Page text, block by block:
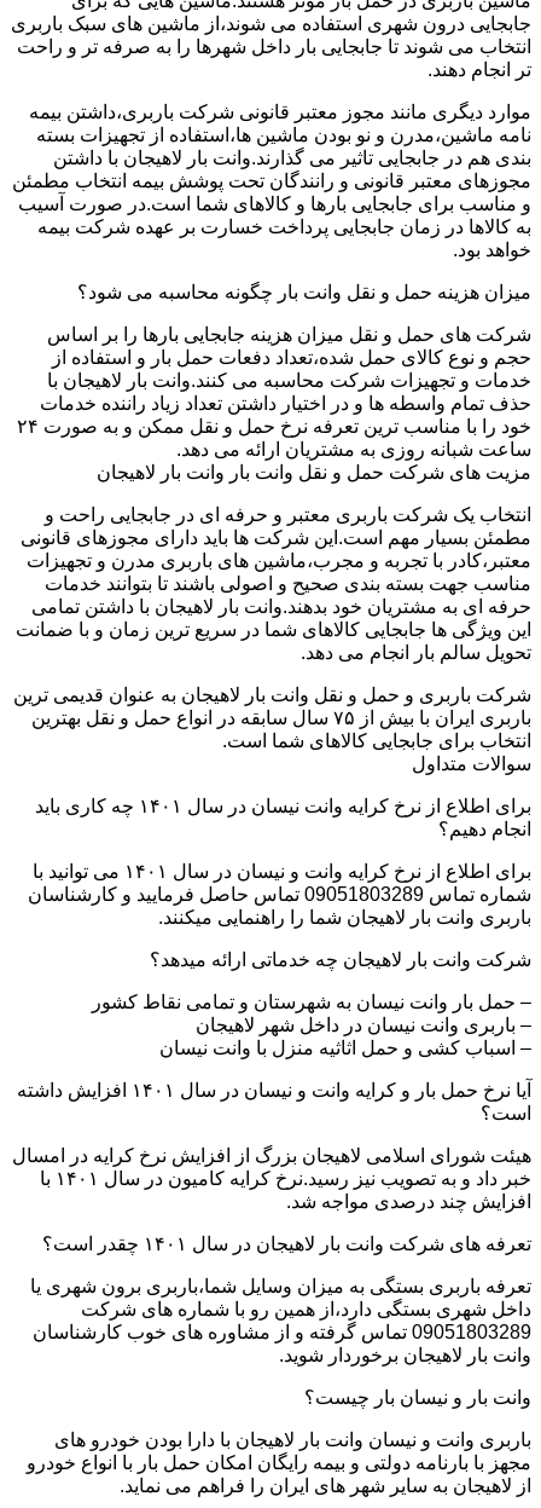
جابجایی درون شهری استفاده می شوند،از ماشین های سبک باربری
انتخاب می شوند تا جابجایی بار داخل شهرها را به صرفه تر و راحت
تر انجام دهند.
موارد دیگری مانند مجوز معتبر قانونی شرکت باربری،داشتن بیمه
نامه ماشین،مدرن و نو بودن ماشین ها،استفاده از تجهیزات بسته
بندی هم در جابجایی تاثیر می گذارند.وانت بار لاهیجان با داشتن
مجوزهای معتبر قانونی و رانندگان تحت پوشش بیمه انتخاب مطمئن
و مناسب برای جابجایی بارها و کالاهای شما است.در صورت آسیب
به کالاها در زمان جابجایی پرداخت خسارت بر عهده شرکت بیمه
خواهد بود.
میزان هزینه حمل و نقل وانت بار چگونه محاسبه می شود؟
شرکت های حمل و نقل میزان هزینه جابجایی بارها را بر اساس
حجم و نوع کالای حمل شده،تعداد دفعات حمل بار و استفاده از
خدمات و تجهیزات شرکت محاسبه می کنند.وانت بار لاهیجان با
حذف تمام واسطه ها و در اختیار داشتن تعداد زیاد راننده خدمات
خود را با مناسب ترین تعرفه نرخ حمل و نقل ممکن و به صورت ۲۴
ساعت شبانه روزی به مشتریان ارائه می دهد.
مزیت های شرکت حمل و نقل وانت بار وانت بار لاهیجان
انتخاب یک شرکت باربری معتبر و حرفه ای در جابجایی راحت و
مطمئن بسیار مهم است.این شرکت ها باید دارای مجوزهای قانونی
معتبر،کادر با تجربه و مجرب،ماشین های باربری مدرن و تجهیزات
مناسب جهت بسته بندی صحیح و اصولی باشند تا بتوانند خدمات
حرفه ای به مشتریان خود بدهند.وانت بار لاهیجان با داشتن تمامی
این ویژگی ها جابجایی کالاهای شما در سریع ترین زمان و با ضمانت
تحویل سالم بار انجام می دهد.
شرکت باربری و حمل و نقل وانت بار لاهیجان به عنوان قدیمی ترین
باربری ایران با بیش از ۷۵ سال سابقه در انواع حمل و نقل بهترین
انتخاب برای جابجایی کالاهای شما است.
سوالات متداول
برای اطلاع از نرخ کرایه وانت نیسان در سال ۱۴۰۱ چه کاری باید
انجام دهیم؟
برای اطلاع از نرخ کرایه وانت و نیسان در سال ۱۴۰۱ می توانید با
شماره تماس 09051803289 تماس حاصل فرمایید و کارشناسان
باربری وانت بار لاهیجان شما را راهنمایی میکنند.
شرکت وانت بار لاهیجان چه خدماتی ارائه میدهد؟
– حمل بار وانت نیسان به شهرستان و تمامی نقاط کشور
– باربری وانت نیسان در داخل شهر لاهیجان
– اسباب کشی و حمل اثاثیه منزل با وانت نیسان
آیا نرخ حمل بار و کرایه وانت و نیسان در سال ۱۴۰۱ افزایش داشته
است؟
هیئت شورای اسلامی لاهیجان بزرگ از افزایش نرخ کرایه در امسال
خبر داد و به تصویب نیز رسید.نرخ کرایه کامیون در سال ۱۴۰۱ با
افزایش چند درصدی مواجه شد.
تعرفه های شرکت وانت بار لاهیجان در سال ۱۴۰۱ چقدر است؟
تعرفه باربری بستگی به میزان وسایل شما،باربری برون شهری یا
داخل شهری بستگی دارد،از همین رو با شماره های شرکت
09051803289 تماس گرفته و از مشاوره های خوب کارشناسان
وانت بار لاهیجان برخوردار شوید.
وانت بار و نیسان بار چیست؟
باربری وانت و نیسان وانت بار لاهیجان با دارا بودن خودرو های
مجهز با بارنامه دولتی و بیمه رایگان امکان حمل بار با انواع خودرو
از لاهیجان به سایر شهر های ایران را فراهم می نماید.